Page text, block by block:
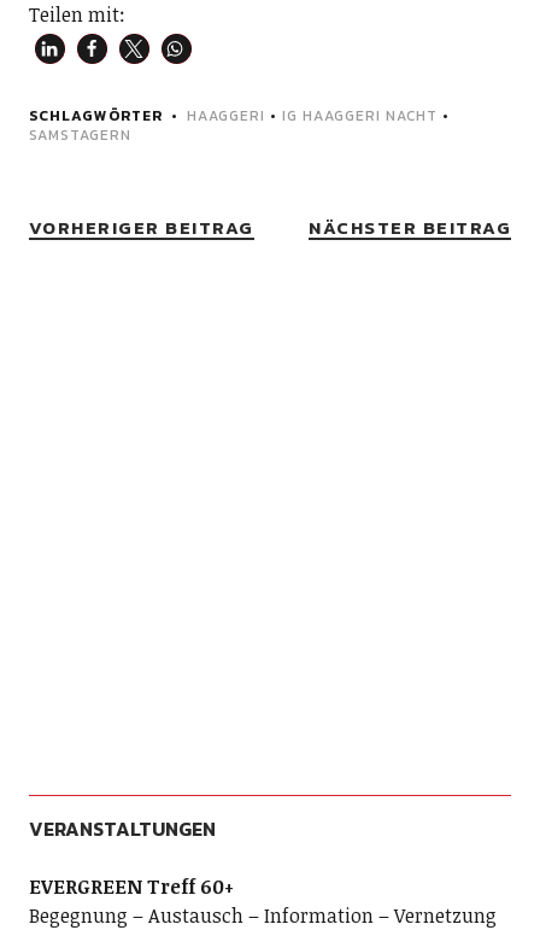
Teilen mit:
SCHLAGWÖRTER HAAGGERI • IG HAAGGERI NACHT •
SAMSTAGERN
VORHERIGER BEITRAG NÄCHSTER BEITRAG
VERANSTALTUNGEN
EVERGREEN Treff 60+
Begegnung – Austausch – Information – Vernetzung